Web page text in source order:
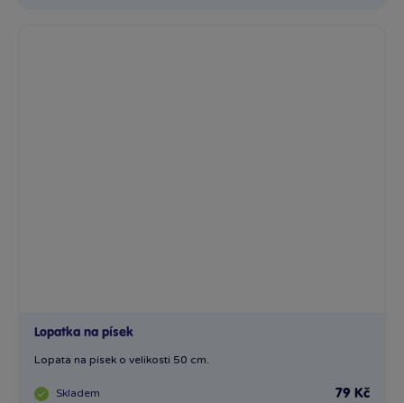
Lopatka na písek
Lopata na písek o velikosti 50 cm.
Skladem
79 Kč